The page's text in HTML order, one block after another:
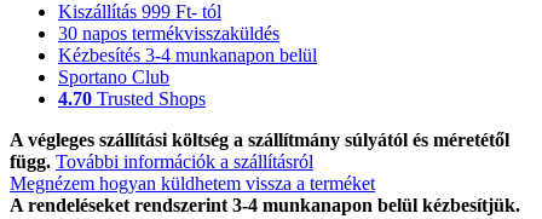
Kiszállítás 999 Ft- tól
30 napos termékvisszaküldés
Kézbesítés 3-4 munkanapon belül
Sportano Club
4.70 Trusted Shops
A végleges szállítási költség a szállítmány súlyától és méretétől
függ. További információk a szállításról
Megnézem hogyan küldhetem vissza a terméket
A rendeléseket rendszerint 3-4 munkanapon belül kézbesítjük.